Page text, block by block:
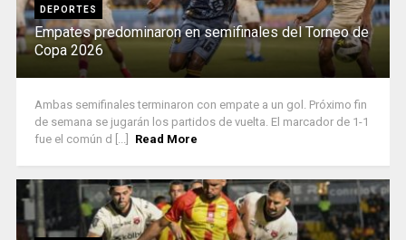
DEPORTES
Empates predominaron en semifinales del Torneo de
Copa 2026
Ambas semifinales terminaron con empate a un gol. Próximo fin
de semana se jugarán los partidos de vuelta. El marcador de 1-1
fue el común d [...]
Read More